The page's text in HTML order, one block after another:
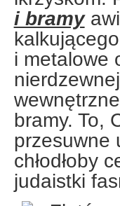
i bramy
i metalowe
bramy. To,
przesuwne
chłodłoby
judaistki